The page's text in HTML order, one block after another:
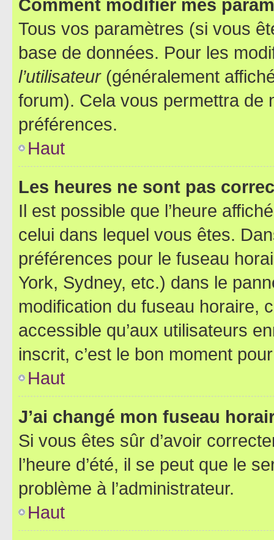
Comment modifier mes
Tous vos paramètres (si vous
base de données. Pour les
l’utilisateur(généralement
forum). Cela vous permettra de
préférences.
Haut
Les heures ne sont pas
Il est possible que l’heure
celui dans lequel vous êtes.
préférences pour le fuseau
York, Sydney, etc.) dans le
modification du fuseau horaire,
accessible qu’aux utilisateurs
inscrit, c’est le bon moment
Haut
J’ai changé mon fuseau
Si vous êtes sûr d’avoir
l’heure d’été, il se peut que le
problème à l’administrateur.
Haut